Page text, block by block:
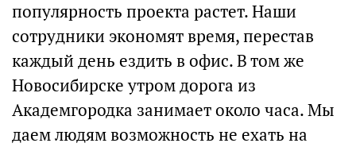
популярность проекта растет. Наши
сотрудники экономят время, перестав
каждый день ездить в офис. В том же
Новосибирске утром дорога из
Академгородка занимает около часа. Мы
даем людям возможность не ехать на